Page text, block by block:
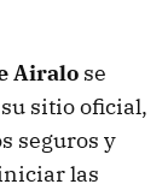
Airalo se
sitio oficial,
seguros y
las